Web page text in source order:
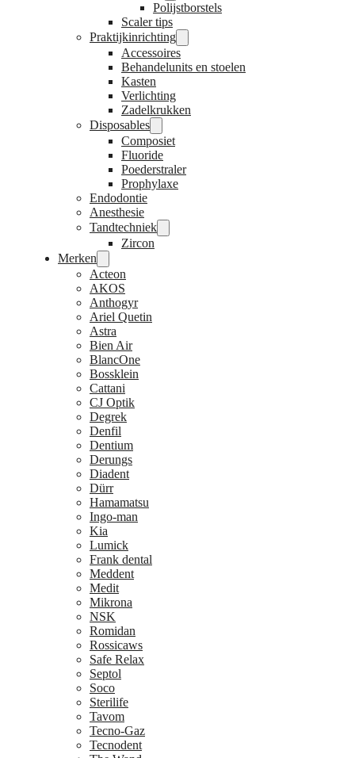
Polijstborstels
Scaler tips
Praktijkinrichting
Accessoires
Behandelunits en stoelen
Kasten
Verlichting
Zadelkrukken
Disposables
Composiet
Fluoride
Poederstraler
Prophylaxe
Endodontie
Anesthesie
Tandtechniek
Zircon
Merken
Acteon
AKOS
Anthogyr
Ariel Quetin
Astra
Bien Air
BlancOne
Bossklein
Cattani
CJ Optik
Degrek
Denfil
Dentium
Derungs
Diadent
Dürr
Hamamatsu
Ingo-man
Kia
Lumick
Frank dental
Meddent
Medit
Mikrona
NSK
Romidan
Rossicaws
Safe Relax
Septol
Soco
Sterilife
Tavom
Tecno-Gaz
Tecnodent